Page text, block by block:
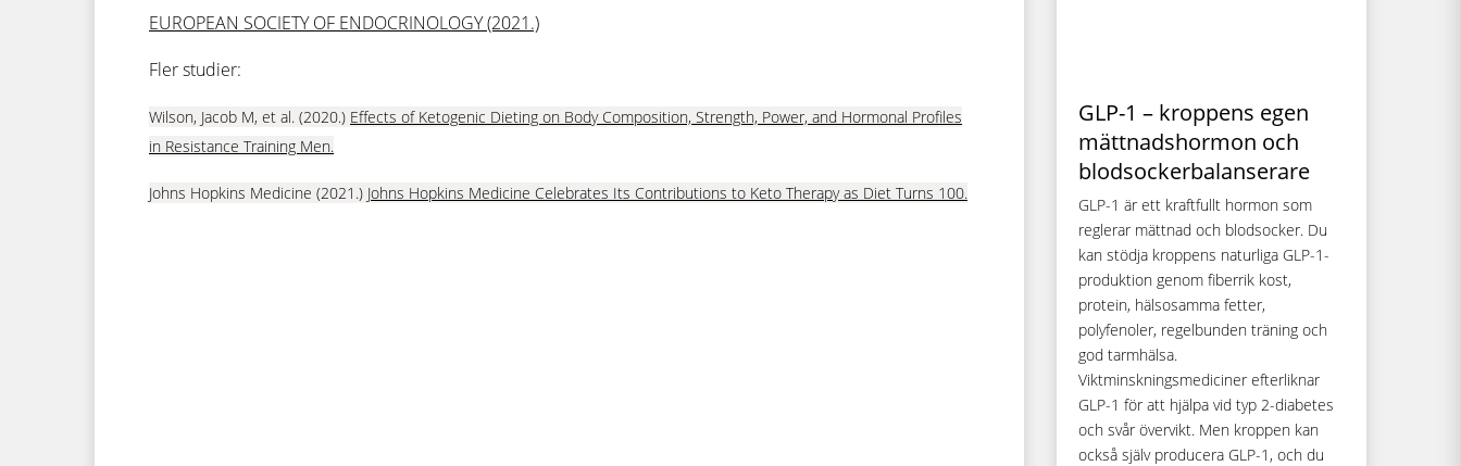
EUROPEAN SOCIETY OF ENDOCRINOLOGY (2021.)
Fler studier:
Wilson, Jacob M, et al. (2020.) Effects of Ketogenic Dieting on Body Composition, Strength, Power, and Hormonal Profiles
in Resistance Training Men.
Johns Hopkins Medicine (2021.) Johns Hopkins Medicine Celebrates Its Contributions to Keto Therapy as Diet Turns 100.
GLP-1 – kroppens egen
mättnadshormon och
blodsockerbalanserare
GLP-1 är ett kraftfullt hormon som
reglerar mättnad och blodsocker. Du
kan stödja kroppens naturliga GLP-1-
produktion genom fiberrik kost,
protein, hälsosamma fetter,
polyfenoler, regelbunden träning och
god tarmhälsa.
Viktminskningsmediciner efterliknar
GLP-1 för att hjälpa vid typ 2-diabetes
och svår övervikt. Men kroppen kan
också själv producera GLP-1, och du